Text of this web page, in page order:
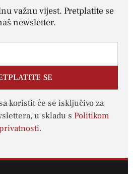
važnu vijest. Pretplatite se
newsletter.
SE
koristit će se isključivo za
u skladu s Politikom
.